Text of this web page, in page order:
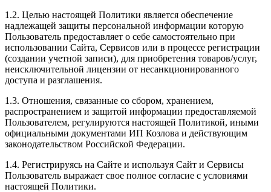
1.2. Целью настоящей Политики является обеспечение
надлежащей защиты персональной информации которую
Пользователь предоставляет о себе самостоятельно при
использовании Сайта, Сервисов или в процессе регистрации
(создании учетной записи), для приобретения товаров/услуг,
неисключительной лицензии от несанкционированного
доступа и разглашения.
1.3. Отношения, связанные со сбором, хранением,
распространением и защитой информации предоставляемой
Пользователем, регулируются настоящей Политикой, иными
официальными документами ИП Козловa и действующим
законодательством Российской Федерации.
1.4. Регистрируясь на Сайте и используя Сайт и Сервисы
Пользователь выражает свое полное согласие с условиями
настоящей Политики.